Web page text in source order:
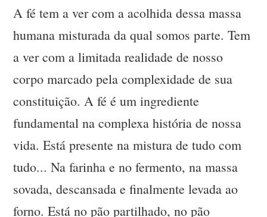
A fé tem a ver com a acolhida dessa massa
humana misturada da qual somos parte. Tem
a ver com a limitada realidade de nosso
corpo marcado pela complexidade de sua
constituição. A fé é um ingrediente
fundamental na complexa história de nossa
vida. Está presente na mistura de tudo com
tudo... Na farinha e no fermento, na massa
sovada, descansada e finalmente levada ao
forno. Está no pão partilhado, no pão